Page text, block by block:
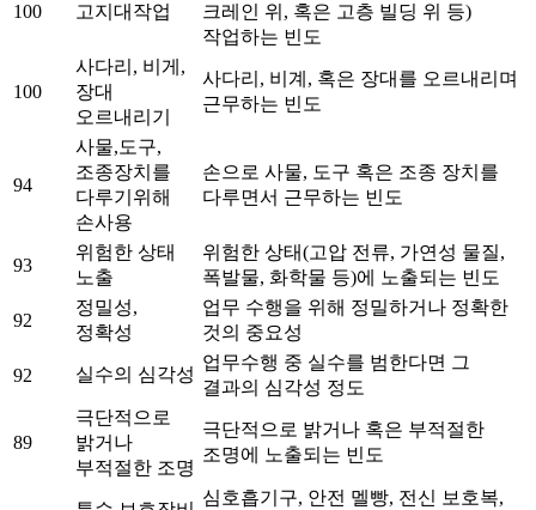
100 고지대작업
크레인 위, 혹은 고층 빌딩 위 등)
작업하는 빈도
100
사다리, 비게,
장대
오르내리기
사다리, 비계, 혹은 장대를 오르내리며
근무하는 빈도
94
사물,도구,
조종장치를
다루기위해
손사용
손으로 사물, 도구 혹은 조종 장치를
다루면서 근무하는 빈도
93
위험한 상태
노출
위험한 상태(고압 전류, 가연성 물질,
폭발물, 화학물 등)에 노출되는 빈도
92
정밀성,
정확성
업무 수행을 위해 정밀하거나 정확한
것의 중요성
92 실수의 심각성
업무수행 중 실수를 범한다면 그
결과의 심각성 정도
89
극단적으로
밝거나
부적절한 조명
극단적으로 밝거나 혹은 부적절한
조명에 노출되는 빈도
심호흡기구, 안전 멜빵, 전신 보호복,